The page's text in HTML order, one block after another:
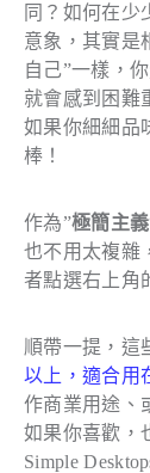
同？如何在少
意象，其實是
自己”一樣，
就會感到困難
如果你細細品
棒！
作為”極簡主義
也不用太複雜
者點選右上角
順帶一提，這
以上，適合用
作商業用途、
如果你喜歡，
Simple